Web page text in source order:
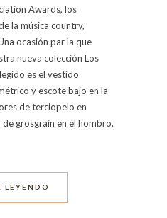
Awards, los
la música country,
ocasión par la que
nueva colección Los
es el vestido
y escote bajo en la
de terciopelo en
grosgrain en el hombro.
LEYENDO